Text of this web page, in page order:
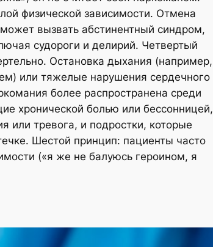
физической зависимости. Отмена
вызвать абстинентный синдром,
судороги и делирий. Четвертый
Остановка дыхания (например,
или тяжелые нарушения сердечного
более распространена среди
хронической болью или бессонницей,
или тревога, и подростки, которые
Шестой принцип: пациенты часто
(«я же не балуюсь героином, я